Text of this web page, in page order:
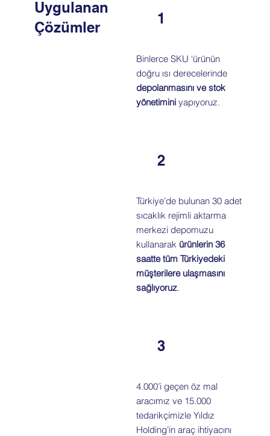
Uygulanan
Çözümler
1
Binlerce SKU ‘ürünün
doğru ısı derecelerinde
depolanmasını ve stok
yönetiminiyapıyoruz.
2
Türkiye’de bulunan 30 adet
sıcaklık rejimli aktarma
merkezi depomuzu
kullanarak ürünlerin 36
saatte tüm Türkiyedeki
müşterilere ulaşmasını
sağlıyoruz.
3
4.000’i geçen öz mal
aracımız ve 15.000
tedarikçimizle Yıldız
Holding’in araç ihtiyacını